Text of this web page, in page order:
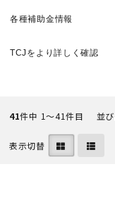
各種補助金情報
TCJをより詳しく確認
41件中 1〜41件目 並
表示切替